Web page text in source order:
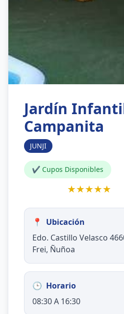
Jardín
Campanita
JUNJI
✔ Cupos Disponibles
★★★★★
📍
Ubicación
Edo. Castillo Velasco
Frei, Ñuñoa
🕒 Horario
08:30 A 16:30